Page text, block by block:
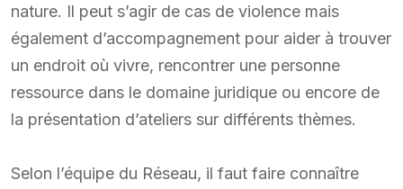
nature. Il peut s’agir de cas de violence mais
également d’accompagnement pour aider à trouver
un endroit où vivre, rencontrer une personne
ressource dans le domaine juridique ou encore de
la présentation d’ateliers sur différents thèmes.
Selon l’équipe du Réseau, il faut faire connaître